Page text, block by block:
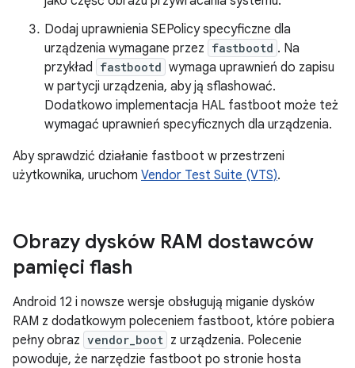
Dodaj uprawnienia SEPolicy specyficzne dla
urządzenia wymagane przez fastbootd . Na
przykład fastbootd wymaga uprawnień do zapisu
w partycji urządzenia, aby ją sflashować.
Dodatkowo implementacja HAL fastboot może też
wymagać uprawnień specyficznych dla urządzenia.
Aby sprawdzić działanie fastboot w przestrzeni
użytkownika, uruchom Vendor Test Suite (VTS).
Obrazy dysków RAM dostawców
pamięci flash
Android 12 i nowsze wersje obsługują miganie dysków
RAM z dodatkowym poleceniem fastboot, które pobiera
pełny obraz vendor_boot z urządzenia. Polecenie
powoduje, że narzędzie fastboot po stronie hosta